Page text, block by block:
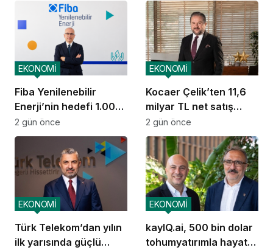
Fiba Yenilenebilir
Enerji’nin hedefi 1.000
MW
EKONOMİ
2 gün önce
Kocaer Çelik’ten 11,6
milyar TL net satış
geliri
EKONOMİ
2 gün önce
Türk Telekom’dan yılın
ilk yarısında güçlü
EKONOMİ
kayIQ.ai, 500 bin dolar
tohumyatırımla hayata
EKONOMİ